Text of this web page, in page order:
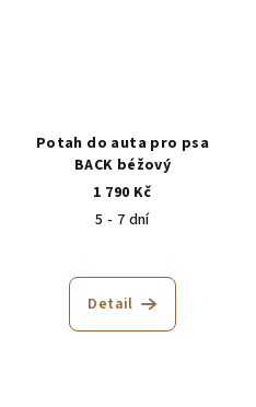
Potah do auta pro psa
BACK béžový
1 790 Kč
5 - 7 dní
Detail